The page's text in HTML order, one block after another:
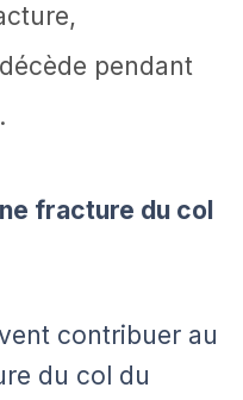
décède pendant
fracture du col
contribuer au
du col du